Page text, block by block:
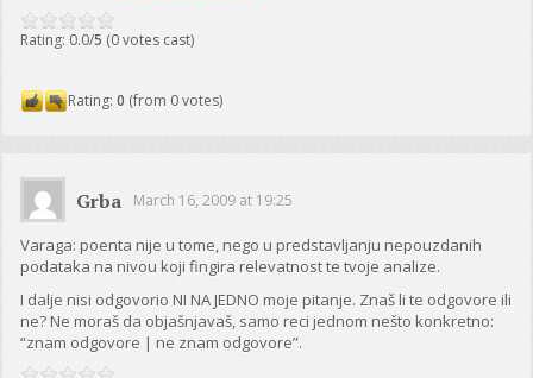
Rating: 0.0/5 (0 votes cast)
Rating:0 (from 0 votes)
Grba March 16, 2009 at 19:25
Varaga: poenta nije u tome, nego u predstavljanju nepouzdanih
podataka na nivou koji fingira relevatnost te tvoje analize.
I dalje nisi odgovorio NI NA JEDNO moje pitanje. Znaš li te odgovore ili
ne? Ne moraš da objašnjavaš, samo reci jednom nešto konkretno:
“znam odgovore | ne znam odgovore”.